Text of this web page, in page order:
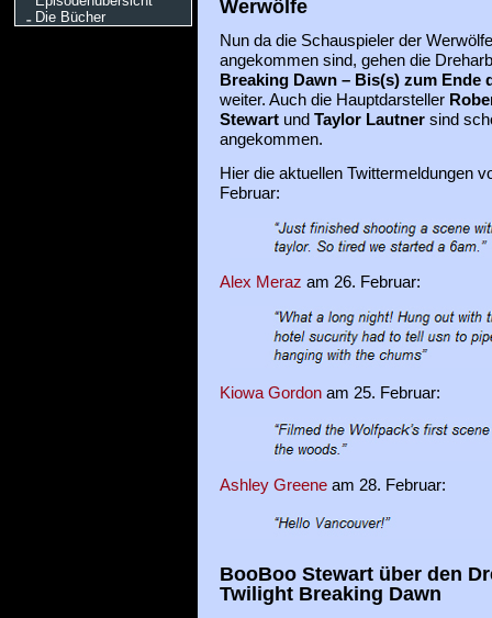
Die Bücher
Werwölfe
Nun da die Schauspieler der
angekommen sind, gehen die
Breaking Dawn – Bis(s) zum Ende
weiter. Auch die Hauptdarsteller
Stewartund Taylor Lautnersind
angekommen.
Hier die aktuellen Twittermeldungen
Februar:
Alex Meraz am 26. Februar:
Kiowa Gordonam 25. Februar:
Ashley Greeneam 28. Februar:
BooBoo Stewart über den
Twilight Breaking Dawn